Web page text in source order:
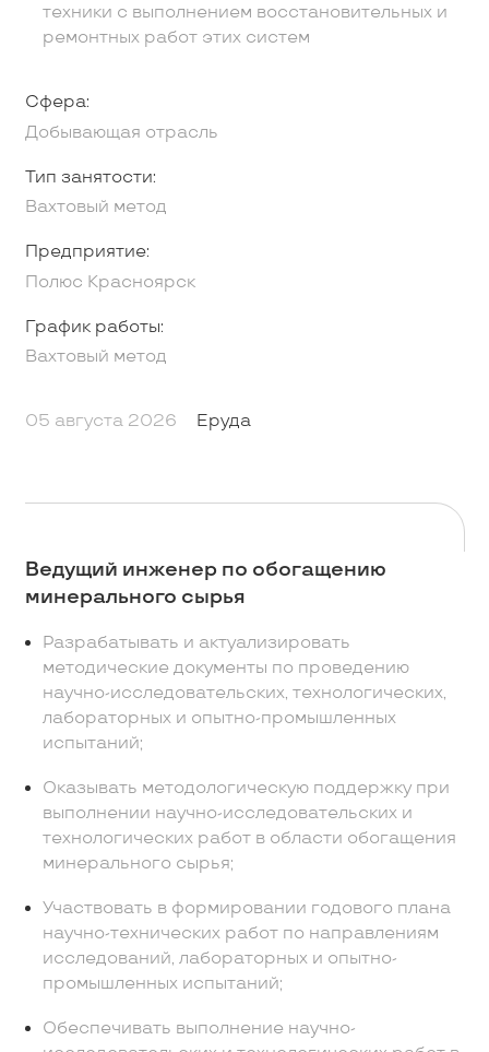
техники с выполнением восстановительных и
ремонтных работ этих систем
Сфера:
Добывающая отрасль
Тип занятости:
Вахтовый метод
Предприятие:
Полюс Красноярск
График работы:
Вахтовый метод
05 августа 2026 Еруда
Ведущий инженер по обогащению
минерального сырья
Разрабатывать и актуализировать
методические документы по проведению
научно-исследовательских, технологических,
лабораторных и опытно-промышленных
испытаний;
Оказывать методологическую поддержку при
выполнении научно-исследовательских и
технологических работ в области обогащения
минерального сырья;
Участвовать в формировании годового плана
научно-технических работ по направлениям
исследований, лабораторных и опытно-
промышленных испытаний;
Обеспечивать выполнение научно-